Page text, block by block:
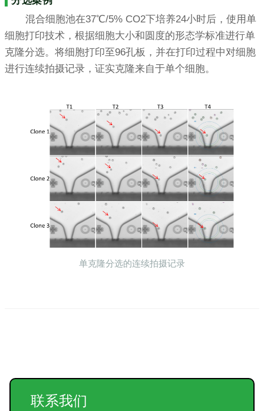
混合细胞池在37℃/5% CO2下培养24小时后，使用单
细胞打印技术，根据细胞大小和圆度的形态学标准进行单
克隆分选。将细胞打印至96孔板，并在打印过程中对细胞
进行连续拍摄记录，证实克隆来自于单个细胞。
单克隆分选的连续拍摄记录
联系我们